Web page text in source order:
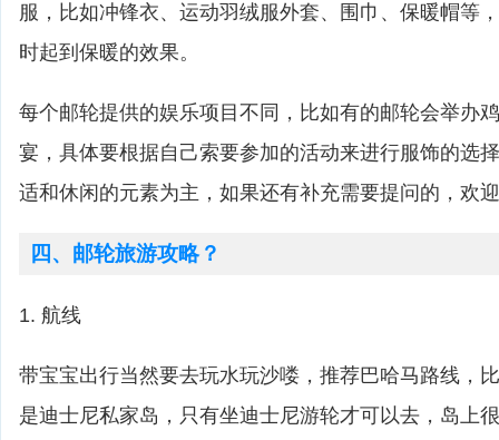
服，比如冲锋衣、运动羽绒服外套、围巾、保暖帽等
时起到保暖的效果。
每个邮轮提供的娱乐项目不同，比如有的邮轮会举办
宴，具体要根据自己索要参加的活动来进行服饰的选
适和休闲的元素为主，如果还有补充需要提问的，欢
四、邮轮旅游攻略？
1. 航线
带宝宝出行当然要去玩水玩沙喽，推荐巴哈马路线，
是迪士尼私家岛，只有坐迪士尼游轮才可以去，岛上